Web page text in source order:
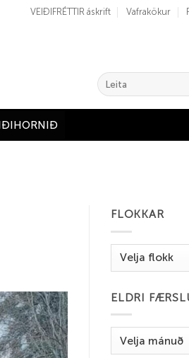
VEIÐIFRÉTTIR áskrift Vafrakökur
Search
for:
FLOKKAR
Flokkar
ELDRI
Eldri
færslur